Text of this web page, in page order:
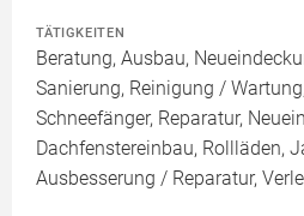
TÄTIGKEITEN
Beratung, Ausbau,
Sanierung, Reinigung /
Schneefänger, Reparatur,
Dachfenstereinbau, Rollläden,
Ausbesserung / Reparatur,